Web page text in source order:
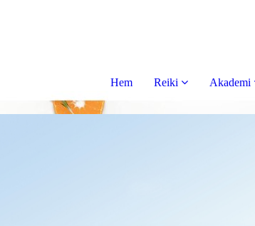
Hem Reiki Akademi